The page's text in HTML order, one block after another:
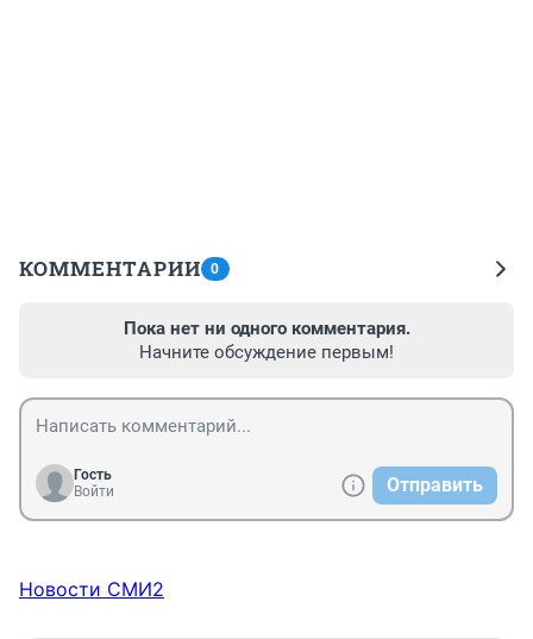
КОММЕНТАРИИ 0
Пока нет ни одного комментария.
Начните обсуждение первым!
Гость
Войти
Отправить
Новости СМИ2